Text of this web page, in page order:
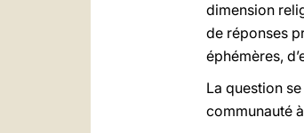
dimension
de réponses
éphémères,
La question
communauté